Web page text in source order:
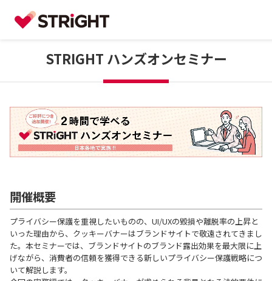
STRIGHT ハンズオンセミナー
開催概要
プライバシー保護を重視したいものの、UI/UXの毀損や離脱率の上昇と
いった理由から、クッキーバナーはブランドサイトで敬遠されてきまし
た。本セミナーでは、ブランドサイトのブランド露出効果を最大限に上
げながら、消費者の信頼を獲得できる新しいプライバシー保護戦略につ
いて解説します。